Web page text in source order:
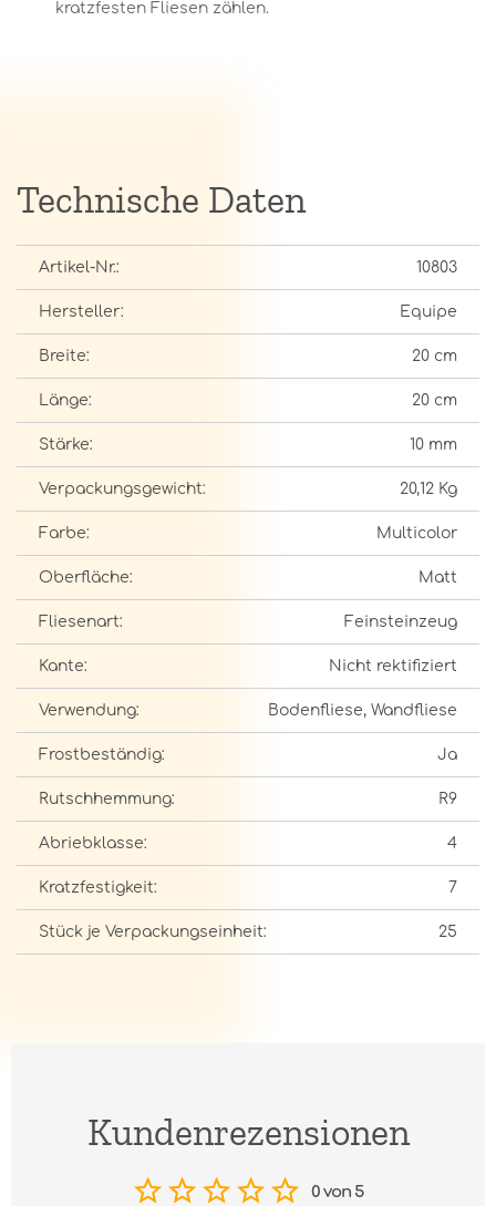
kratzfesten Fliesen zählen.
Technische Daten
Artikel-Nr.: 10803
Hersteller: Equipe
Breite: 20 cm
Länge: 20 cm
Stärke: 10 mm
Verpackungsgewicht: 20,12 Kg
Farbe: Multicolor
Oberfläche: Matt
Fliesenart: Feinsteinzeug
Kante: Nicht rektifiziert
Verwendung: Bodenfliese, Wandfliese
Frostbeständig: Ja
Rutschhemmung: R9
Abriebklasse: 4
Kratzfestigkeit: 7
Stück je Verpackungseinheit: 25
Kundenrezensionen
0 von 5